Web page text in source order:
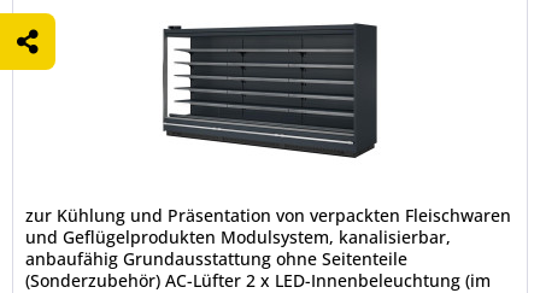
zur Kühlung und Präsentation von verpackten Fleischwaren
und Geflügelprodukten Modulsystem, kanalisierbar,
anbaufähig Grundausstattung ohne Seitenteile
(Sonderzubehör) AC-Lüfter 2 x LED-Innenbeleuchtung (im